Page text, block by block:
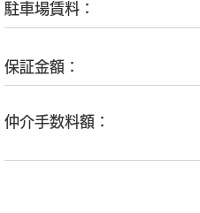
​駐車場賃料：
​保証金額：
​仲介手数料額：